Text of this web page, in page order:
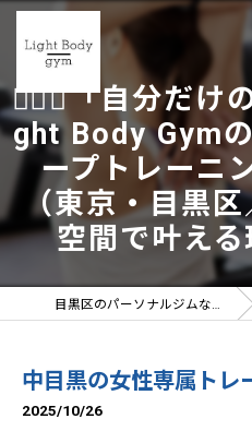
🏋️‍♀️✨「自分だけ
ght Body Gym
ープトレーニ
（東京・目黒
空間で叶える
目黒区のパーソナルジムならLight Body gymへ | 女性トレーナー在籍
中目黒の女性専属トレ
2025/10/26